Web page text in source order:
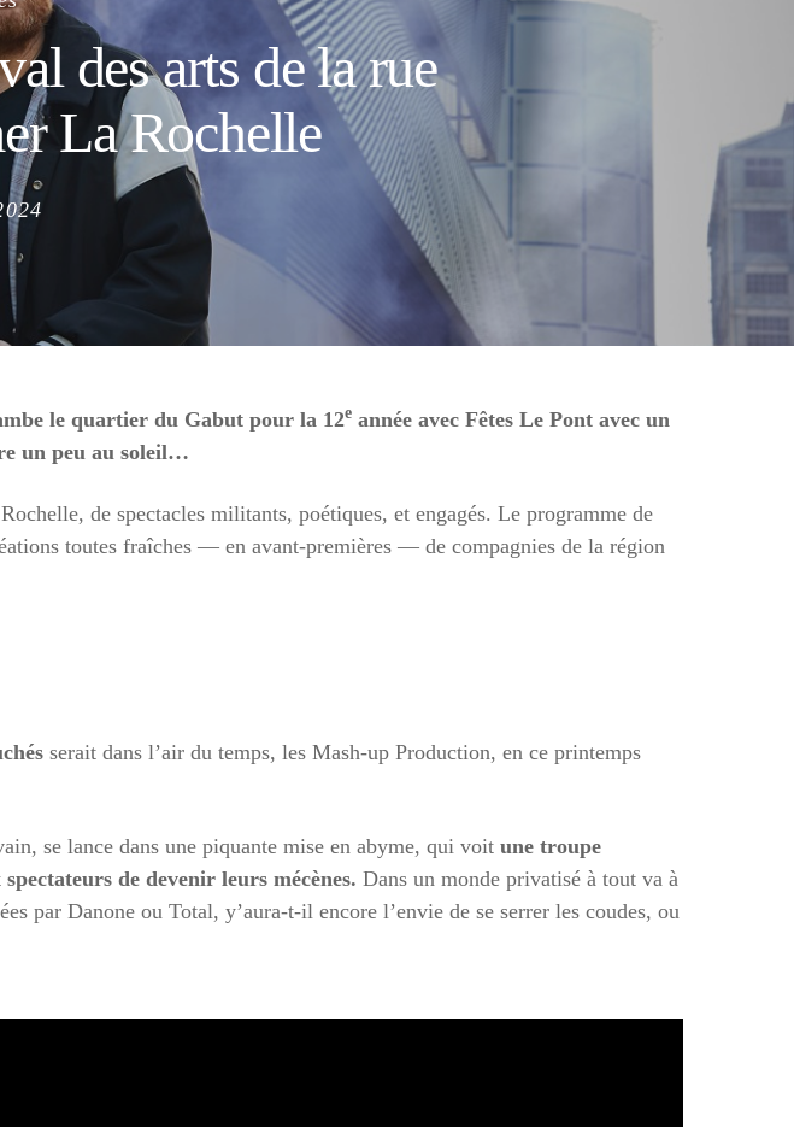
des arts de la rue
La Rochelle
le quartier du Gabut pour la 12e année avec Fêtes Le Pont avec un
un peu au soleil…
de spectacles militants, poétiques, et engagés. Le programme de
toutes fraîches — en avant-premières — de compagnies de la région
serait dans l’air du temps, les Mash-up Production, en ce printemps
se lance dans une piquante mise en abyme, qui voit une troupe
de devenir leurs mécènes. Dans un monde privatisé à tout va à
par Danone ou Total, y’aura-t-il encore l’envie de se serrer les coudes, ou